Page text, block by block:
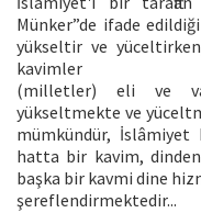
Münker”de ifade
yükseltir ve
kavimler
(milletler) eli ve
yükseltmekte ve
mümkündür,
hatta bir kavim,
başka bir kavmi dine
şereflendirmektedir...